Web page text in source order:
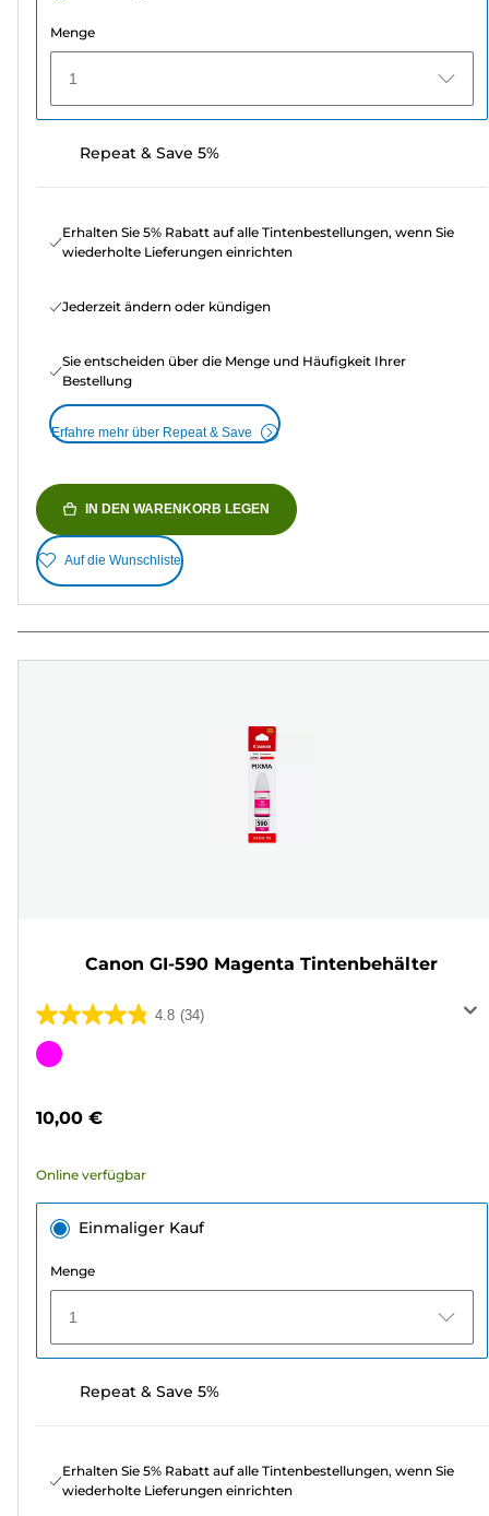
Menge
1
Repeat & Save 5%
Erhalten Sie 5% Rabatt auf alle Tintenbestellungen, wenn Sie
wiederholte Lieferungen einrichten
Jederzeit ändern oder kündigen
Sie entscheiden über die Menge und Häufigkeit Ihrer
Bestellung
Erfahre mehr über Repeat & Save
IN DEN WARENKORB LEGEN
Auf die Wunschliste
Canon GI-590 Magenta Tintenbehälter
4.8 (34)
4.8
von
34
Farbpatrone
10,00 €
Online verfügbar
Einmaliger Kauf
Menge
1
Repeat & Save 5%
Erhalten Sie 5% Rabatt auf alle Tintenbestellungen, wenn Sie
wiederholte Lieferungen einrichten